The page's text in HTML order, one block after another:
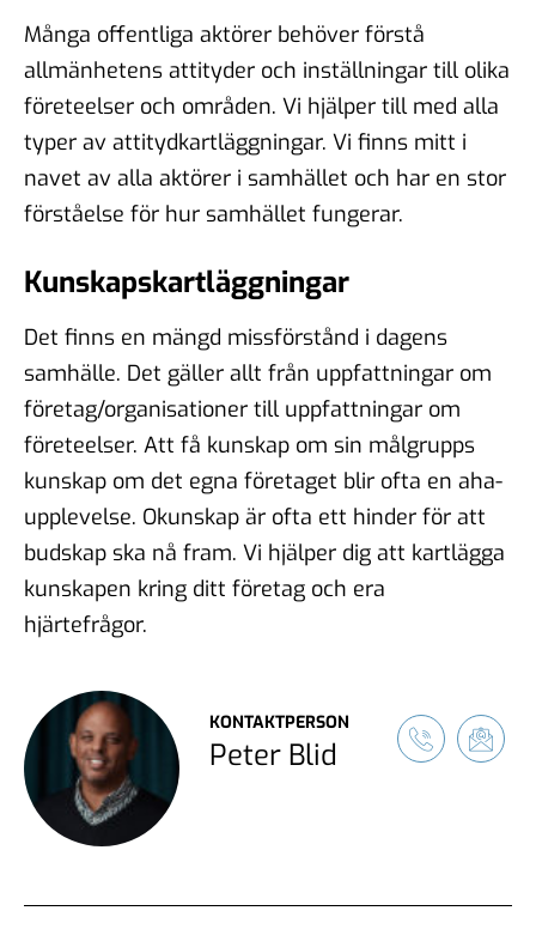
Många offentliga aktörer behöver förstå
allmänhetens attityder och inställningar till olika
företeelser och områden. Vi hjälper till med alla
typer av attitydkartläggningar. Vi finns mitt i
navet av alla aktörer i samhället och har en stor
förståelse för hur samhället fungerar.
Kunskapskartläggningar
Det finns en mängd missförstånd i dagens
samhälle. Det gäller allt från uppfattningar om
företag/organisationer till uppfattningar om
företeelser. Att få kunskap om sin målgrupps
kunskap om det egna företaget blir ofta en aha-
upplevelse. Okunskap är ofta ett hinder för att
budskap ska nå fram. Vi hjälper dig att kartlägga
kunskapen kring ditt företag och era
hjärtefrågor.
KONTAKTPERSON
Peter Blid